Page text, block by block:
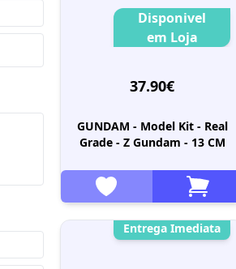
Disponivel
em Loja
37.90€
GUNDAM - Model Kit - Real
Grade - Z Gundam - 13 CM
Entrega Imediata